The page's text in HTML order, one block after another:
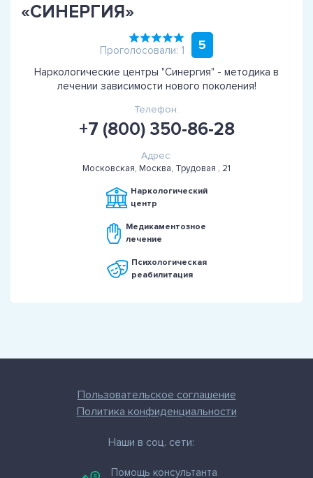
«СИНЕРГИЯ»
Проголосовали: 1 5
Наркологические центры "Синергия" - методика в
лечении зависимости нового поколения!
Телефон:
+7 (800) 350-86-28
Адрес:
Московская, Москва, Трудовая , 21
Наркологический
центр
Медикаментозное
лечение
Психологическая
реабилитация
Пользовательское соглашение
Политика конфиденциальности
Наши в соц. сети:
Помощь консультанта